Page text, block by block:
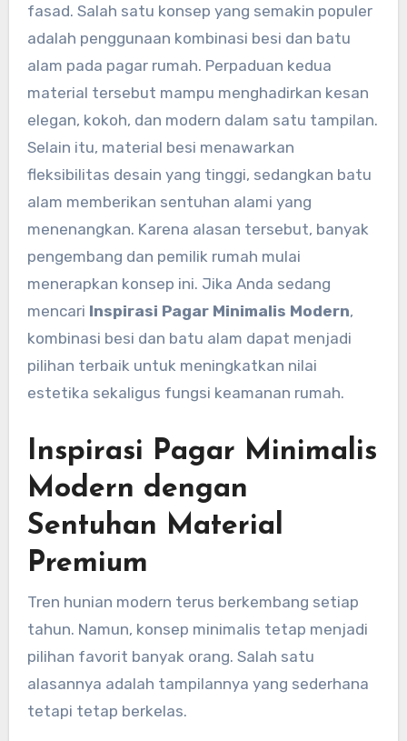
fasad. Salah satu konsep yang semakin populer
adalah penggunaan kombinasi besi dan batu
alam pada pagar rumah. Perpaduan kedua
material tersebut mampu menghadirkan kesan
elegan, kokoh, dan modern dalam satu tampilan.
Selain itu, material besi menawarkan
fleksibilitas desain yang tinggi, sedangkan batu
alam memberikan sentuhan alami yang
menenangkan. Karena alasan tersebut, banyak
pengembang dan pemilik rumah mulai
menerapkan konsep ini. Jika Anda sedang
mencari Inspirasi Pagar Minimalis Modern,
kombinasi besi dan batu alam dapat menjadi
pilihan terbaik untuk meningkatkan nilai
estetika sekaligus fungsi keamanan rumah.
Inspirasi Pagar Minimalis
Modern dengan
Sentuhan Material
Premium
Tren hunian modern terus berkembang setiap
tahun. Namun, konsep minimalis tetap menjadi
pilihan favorit banyak orang. Salah satu
alasannya adalah tampilannya yang sederhana
tetapi tetap berkelas.